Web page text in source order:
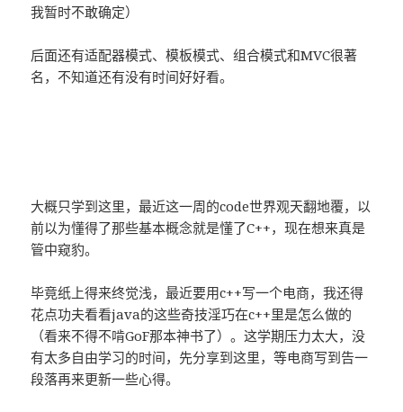
我暂时不敢确定）
后面还有适配器模式、模板模式、组合模式和MVC很著
名，不知道还有没有时间好好看。
大概只学到这里，最近这一周的code世界观天翻地覆，以
前以为懂得了那些基本概念就是懂了C++，现在想来真是
管中窥豹。
毕竟纸上得来终觉浅，最近要用c++写一个电商，我还得
花点功夫看看java的这些奇技淫巧在c++里是怎么做的
（看来不得不啃GoF那本神书了）。这学期压力太大，没
有太多自由学习的时间，先分享到这里，等电商写到告一
段落再来更新一些心得。